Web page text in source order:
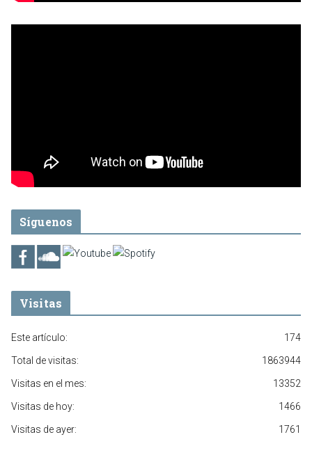
Síguenos
Visitas
174
Este artículo:
1863944
Total de visitas:
13352
Visitas en el mes:
1466
Visitas de hoy:
1761
Visitas de ayer: